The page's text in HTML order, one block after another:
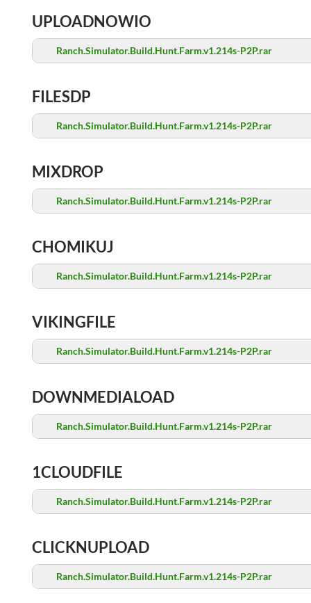
UPLOADNOWIO
Ranch.Simulator.Build.Hunt.Farm.v1.214s-P2P.rar
FILESDP
Ranch.Simulator.Build.Hunt.Farm.v1.214s-P2P.rar
MIXDROP
Ranch.Simulator.Build.Hunt.Farm.v1.214s-P2P.rar
CHOMIKUJ
Ranch.Simulator.Build.Hunt.Farm.v1.214s-P2P.rar
VIKINGFILE
Ranch.Simulator.Build.Hunt.Farm.v1.214s-P2P.rar
DOWNMEDIALOAD
Ranch.Simulator.Build.Hunt.Farm.v1.214s-P2P.rar
1CLOUDFILE
Ranch.Simulator.Build.Hunt.Farm.v1.214s-P2P.rar
CLICKNUPLOAD
Ranch.Simulator.Build.Hunt.Farm.v1.214s-P2P.rar